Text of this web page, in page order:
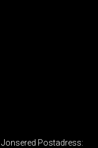
Postadress: